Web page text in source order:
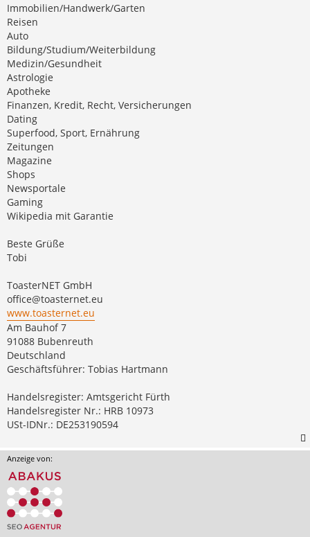
Immobilien/Handwerk/Garten
Reisen
Auto
Bildung/Studium/Weiterbildung
Medizin/Gesundheit
Astrologie
Apotheke
Finanzen, Kredit, Recht, Versicherungen
Dating
Superfood, Sport, Ernährung
Zeitungen
Magazine
Shops
Newsportale
Gaming
Wikipedia mit Garantie
Beste Grüße
Tobi
ToasterNET GmbH
office@toasternet.eu
www.toasternet.eu
Am Bauhof 7
91088 Bubenreuth
Deutschland
Geschäftsführer: Tobias Hartmann
Handelsregister: Amtsgericht Fürth
Handelsregister Nr.: HRB 10973
USt-IDNr.: DE253190594
Anzeige von: